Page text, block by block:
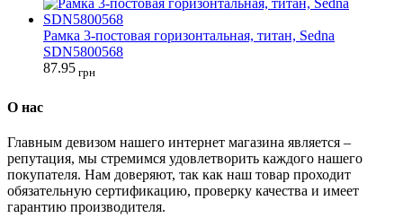
Рамка 3-постовая горизонтальная, титан, Sedna
SDN5800568
87.95 грн
О нас
Главным девизом нашего интернет магазина является –
репутация, мы стремимся удовлетворить каждого нашего
покупателя. Нам доверяют, так как наш товар проходит
обязательную сертификацию, проверку качества и имеет
гарантию производителя.